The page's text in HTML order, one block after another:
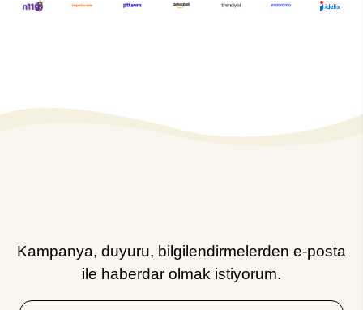
Kampanya, duyuru, bilgilendirmelerden e-posta
ile haberdar olmak istiyorum.